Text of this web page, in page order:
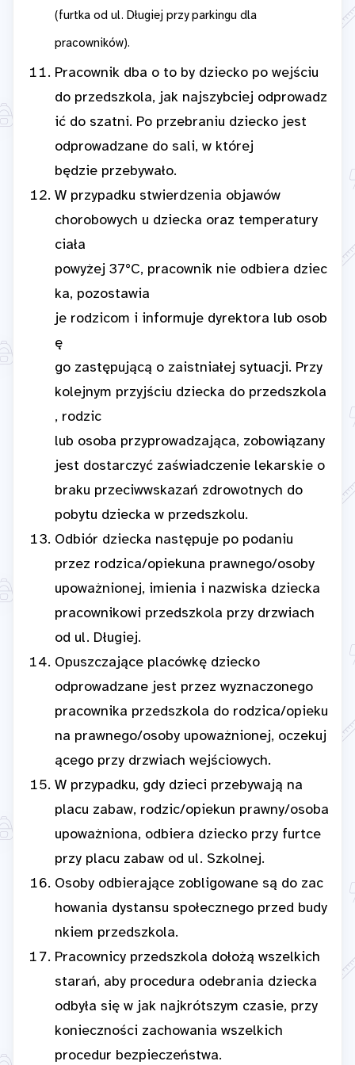
(furtka od ul. Długiej przy parkingu dla
pracowników).
Pracownik dba o to by dziecko po wejściu
do przedszkola, jak najszybciej odprowadz
ić do szatni. Po przebraniu dziecko jest
odprowadzane do sali, w której
będzie przebywało.
W przypadku stwierdzenia objawów
chorobowych u dziecka oraz temperatury
ciała
powyżej 37°C, pracownik nie odbiera dziec
ka, pozostawia
je rodzicom i informuje dyrektora lub osob
ę
go zastępującą o zaistniałej sytuacji. Przy
kolejnym przyjściu dziecka do przedszkola
, rodzic
lub osoba przyprowadzająca, zobowiązany
jest dostarczyć zaświadczenie lekarskie o
braku przeciwwskazań zdrowotnych do
pobytu dziecka w przedszkolu.
Odbiór dziecka następuje po podaniu
przez rodzica/opiekuna prawnego/osoby
upoważnionej, imienia i nazwiska dziecka
pracownikowi przedszkola przy drzwiach
od ul. Długiej.
Opuszczające placówkę dziecko
odprowadzane jest przez wyznaczonego
pracownika przedszkola do rodzica/opieku
na prawnego/osoby upoważnionej, oczekuj
ącego przy drzwiach wejściowych.
W przypadku, gdy dzieci przebywają na
placu zabaw, rodzic/opiekun prawny/osoba
upoważniona, odbiera dziecko przy furtce
przy placu zabaw od ul. Szkolnej.
Osoby odbierające zobligowane są do zac
howania dystansu społecznego przed budy
nkiem przedszkola.
Pracownicy przedszkola dołożą wszelkich
starań, aby procedura odebrania dziecka
odbyła się w jak najkrótszym czasie, przy
konieczności zachowania wszelkich
procedur bezpieczeństwa.